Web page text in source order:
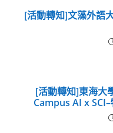
[活動轉知]文藻外語
[活動轉知]東海大
Campus AI x SCI–